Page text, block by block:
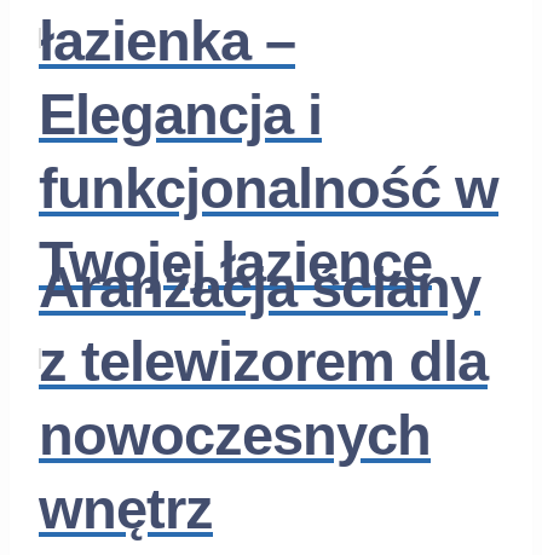
łazienka –
Elegancja i
funkcjonalność w
Twojej łazience
Aranżacja ściany
z telewizorem dla
nowoczesnych
wnętrz